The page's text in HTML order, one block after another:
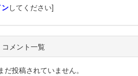
してください]
コメント一覧
投稿されていません。